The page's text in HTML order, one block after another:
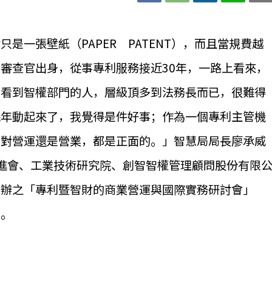
是一張壁紙（PAPER PATENT），而且當規費越
查官出身，從事專利服務接近30年，一路上看來，
到智權部門的人，層級頂多到法務長而已，很難得
動起來了，我覺得是件好事；作為一個專利主管機
營運還是營業，都是正面的。」智慧局局長廖承威
、工業技術研究院、創智智權管理顧問股份有限公
之「專利暨智財的商業營運與國際實務研討會」